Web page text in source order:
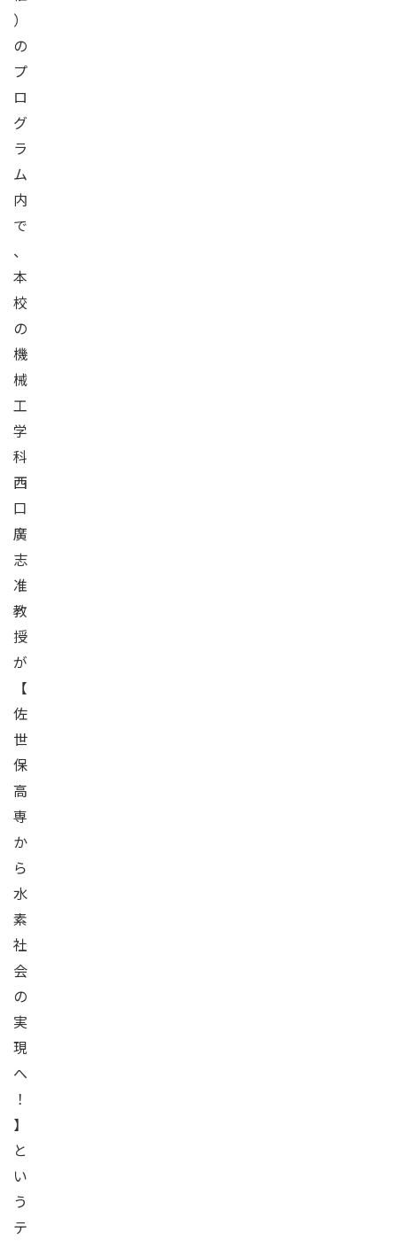
）
の
プ
ロ
グ
ラ
ム
内
で
、
本
校
の
機
械
工
学
科
西
口
廣
志
准
教
授
が
【
佐
世
保
高
専
か
ら
水
素
社
会
の
実
現
へ
！
】
と
い
う
テ